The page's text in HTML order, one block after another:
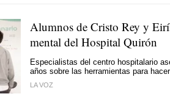
Alumnos de Cristo Rey y
mental del Hospital Quirón
Especialistas del centro hospitalario
años sobre las herramientas para
LA VOZ